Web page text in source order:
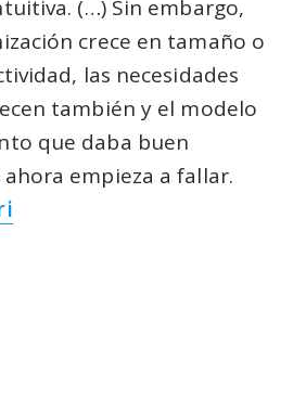
(…) Sin embargo,
crece en tamaño o
las necesidades
también y el modelo
que daba buen
empieza a fallar.